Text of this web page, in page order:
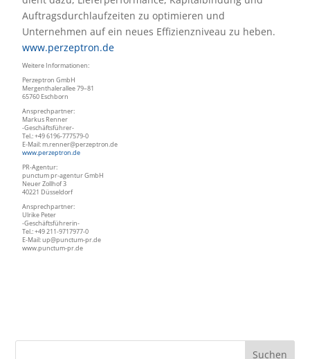
Auftragsdurch­laufzeiten zu optimieren und
Unternehmen auf ein neues Effizienzniveau zu heben.
www.perzeptron.de
Weitere Informationen:
Perzeptron GmbH
Mergenthalerallee 79–81
65760 Eschborn
Ansprechpartner:
Markus Renner
-Geschäftsführer-
Tel.: +49 6196-777579-0
E-Mail: m.renner@perzeptron.de
www.perzeptron.de
PR-Agentur:
punctum pr-agentur GmbH
Neuer Zollhof 3
40221 Düsseldorf
Ansprechpartner:
Ulrike Peter
-Geschäftsführerin-
Tel.: +49 211-9717977-0
E-Mail: up@punctum-pr.de
www.punctum-pr.de
Suchen